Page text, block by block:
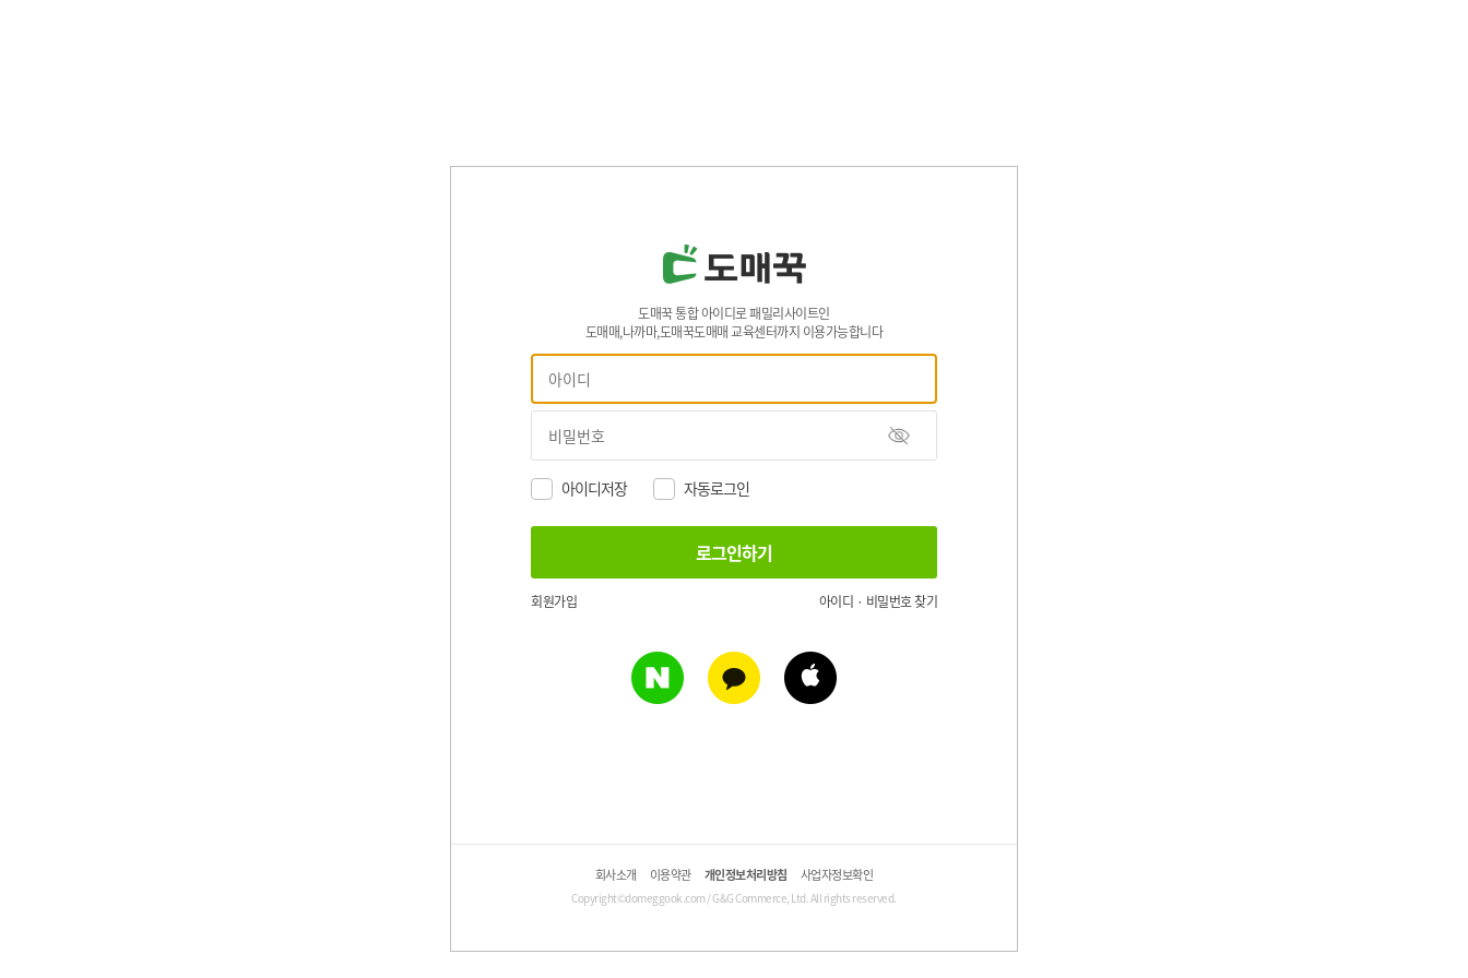
도매꾹 통합 아이디로 패밀리사이트인
도매매,나까마,도매꾹도매매 교육센터까지 이용가능합니다
아이디저장 자동로그인
회원가입 아이디 · 비밀번호 찾기
회사소개 이용약관 개인정보처리방침 사업자정보확인
Copyright©domeggook.com / G&G Commerce, Ltd. All rights reserved.